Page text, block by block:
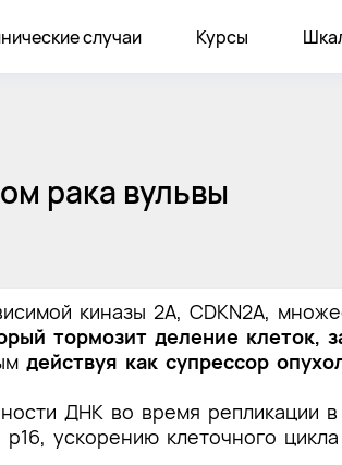
случаи Курсы
рака вульвы
киназы 2A, CDKN2A,
тормозит деление клеток,
действуя как супрессор
ДНК во время репликации
ускорению клеточного